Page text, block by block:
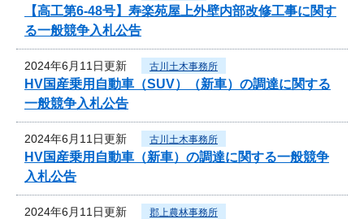
【高工第6-48号】寿楽苑屋上外壁内部改修工事に関す
る一般競争入札公告
2024年6月11日更新 古川土木事務所
HV国産乗用自動車（SUV）（新車）の調達に関する
一般競争入札公告
2024年6月11日更新 古川土木事務所
HV国産乗用自動車（新車）の調達に関する一般競争
入札公告
2024年6月11日更新 郡上農林事務所